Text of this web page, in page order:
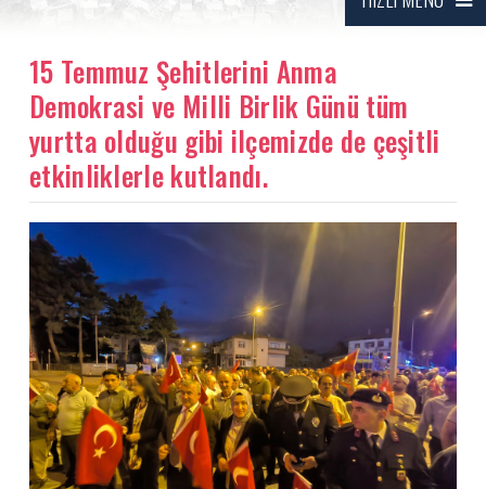
15 Temmuz Şehitlerini Anma
Demokrasi ve Milli Birlik Günü tüm
yurtta olduğu gibi ilçemizde de çeşitli
etkinliklerle kutlandı.